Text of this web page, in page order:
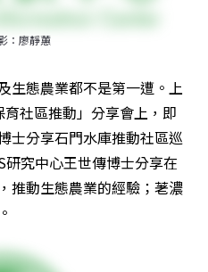
：廖靜蕙
生態農業都不是第一遭。上
社區推動」分享會上，即
士分享石門水庫推動社區巡
究中心王世傳博士分享在
推動生態農業的經驗；荖濃